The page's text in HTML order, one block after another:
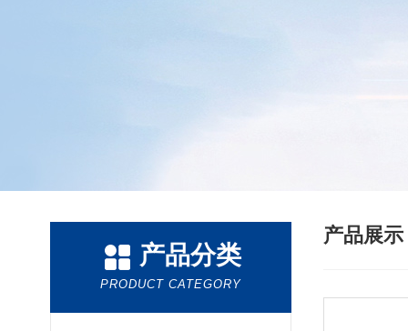
产品分类
PRODUCT CATEGORY
产品展示